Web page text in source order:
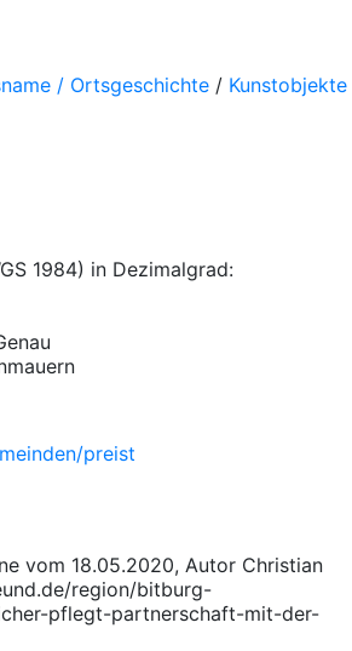
/ Ortsgeschichte / Kunstobjekte
1984) in Dezimalgrad:
preist
vom 18.05.2020, Autor Christian
region/bitburg-
pflegt-partnerschaft-mit-der-